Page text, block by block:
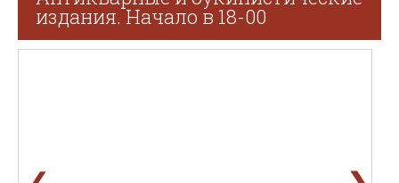
издания. Начало в 18-00